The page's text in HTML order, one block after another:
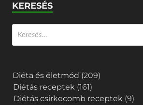
KERESÉS
Diéta és életmód (209)
Diétás receptek (161)
Diétás csirkecomb receptek (9)